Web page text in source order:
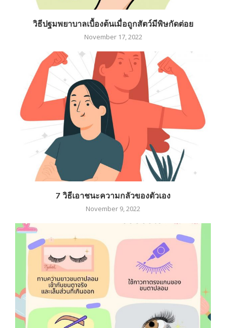
วิธีปฐมพยาบาลเบื้องต้นเมื่อถูกสัตว์มีพิษกัดต่อย
November 17, 2022
7 วิธีเอาชนะความกลัวของตัวเอง
November 9, 2022